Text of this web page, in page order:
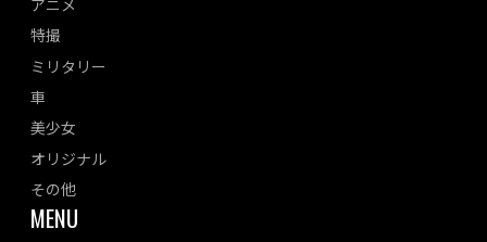
アニメ
特撮
ミリタリー
車
美少女
オリジナル
その他
MENU